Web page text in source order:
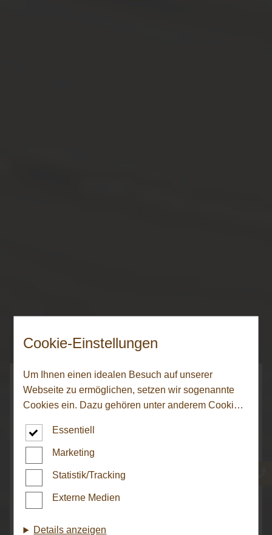
HARO Aktionsböden
Sparen Sie beim Kauf eines aktuellen Premium-
Cookie-Einstellungen
Um Ihnen einen idealen Besuch auf unserer
Webseite zu ermöglichen, setzen wir sogenannte
Cookies ein. Dazu gehören unter anderem Cookies,
unserer kommerziellen Unternehmensseite
notwendig sind. Zusätzlich verwenden wir Cookies
zur anonymen Erhebung von Statistiken sowie
solche, die zur Ausspielung und Anzeige
personalisierter Inhalte auch nach dem Besuch
unserer Webseite eingesetzt werden können. Durch
unsere Cookie-Einstellungen können Sie selbst
Essentiell
Marketing
Statistik/Tracking
Externe Medien
Details anzeigen